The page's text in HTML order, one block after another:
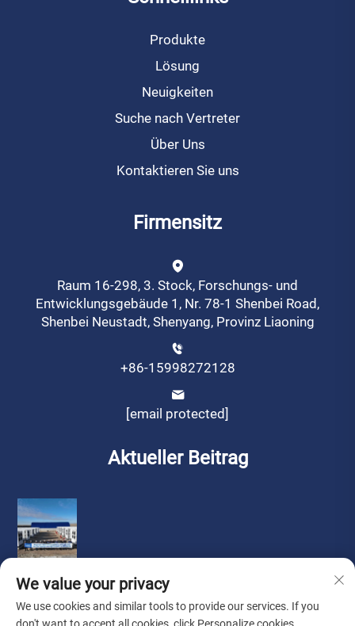
Produkte
Lösung
Neuigkeiten
Suche nach Vertreter
Über Uns
Kontaktieren Sie uns
Firmensitz
Raum 16-298, 3. Stock, Forschungs- und
Entwicklungsgebäude 1, Nr. 78-1 Shenbei Road,
Shenbei Neustadt, Shenyang, Provinz Liaoning
+86-15998272128
[email protected]
Aktueller Beitrag
We value your privacy
We use cookies and similar tools to provide our services. If you